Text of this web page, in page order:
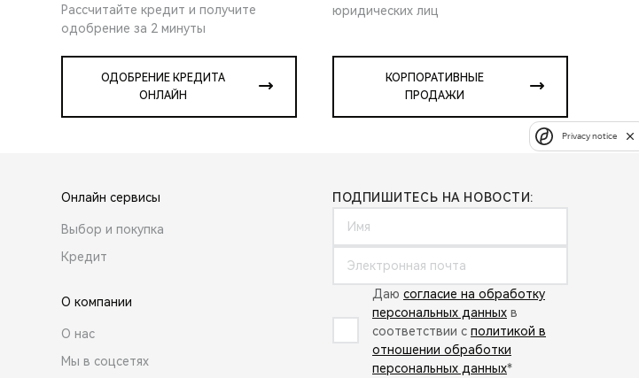
Рассчитайте кредит и получите
одобрение за 2 минуты
ОДОБРЕНИЕ КРЕДИТА
ОНЛАЙН
юридических лиц
КОРПОРАТИВНЫЕ
ПРОДАЖИ
Онлайн сервисы
Выбор и покупка
Кредит
О компании
О нас
Мы в соцсетях
ПОДПИШИТЕСЬ НА НОВОСТИ:
Даю согласие на обработку
персональных данных в
соответствии с политикой в
отношении обработки
персональных данных*
Privacy notice